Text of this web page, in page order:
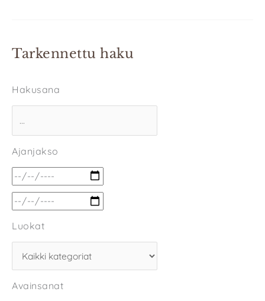
Tarkennettu haku
Hakusana
Ajanjakso
Luokat
Avainsanat